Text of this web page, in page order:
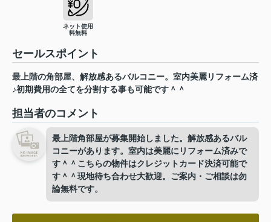
ネット使用
料無料
セールスポイント
最上階の角部屋、解放感あるバルコニー。室内美麗リフォーム済
♪初期費用の全てを分割する事も可能です＾＾
担当者のコメント
最上階角部屋が募集開始しました。解放感あるバル
コニーがあります。室内は美麗にリフォーム済みで
す＾＾こちらの物件はクレジットカード決済可能で
す＾＾現地待ち合わせ大歓迎。ご案内・ご相談は勿
論無料です。